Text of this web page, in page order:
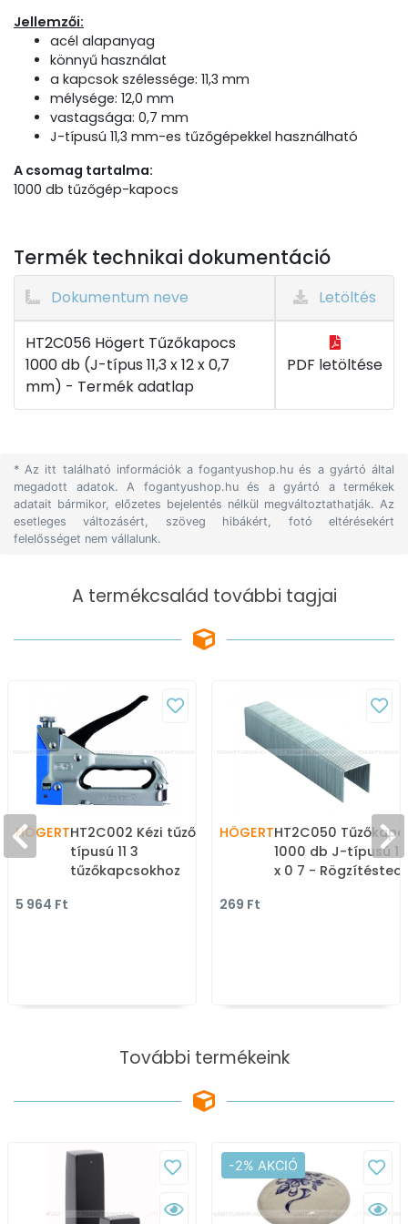
Jellemzői:
acél alapanyag
könnyű használat
a kapcsok szélessége: 11,3 mm
mélysége: 12,0 mm
vastagsága: 0,7 mm
J-típusú 11,3 mm-es tűzőgépekkel használható
A csomag tartalma:
1000 db tűzőgép-kapocs
Termék technikai dokumentáció
Dokumentum neve Letöltés
HT2C056 Högert Tűzőkapocs
1000 db (J-típus 11,3 x 12 x 0,7
mm) - Termék adatlap
PDF letöltése
* Az itt található információk a fogantyushop.hu és a gyártó által
megadott adatok. A fogantyushop.hu és a gyártó a termékek
adatait bármikor, előzetes bejelentés nélkül megváltoztathatják. Az
esetleges változásért, szöveg hibákért, fotó eltérésekért
felelősséget nem vállalunk.
A termékcsalád további tagjai
HÖGERTHT2C002 Kézi tűzőgép J-
típusú 11 3
tűzőkapcsokhoz
5 964 Ft
HÖGERTHT2C050
1000 db J-típusú 11
x 0 7 -
269 Ft
További termékeink
-2% AKCIÓ